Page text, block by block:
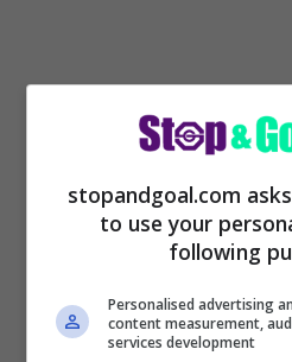
Ci sono degli sviluppi
arrivano e che
che sembra essere
stopandgoal.com
to use your
following
Personalised advertising
content measurement,
services development